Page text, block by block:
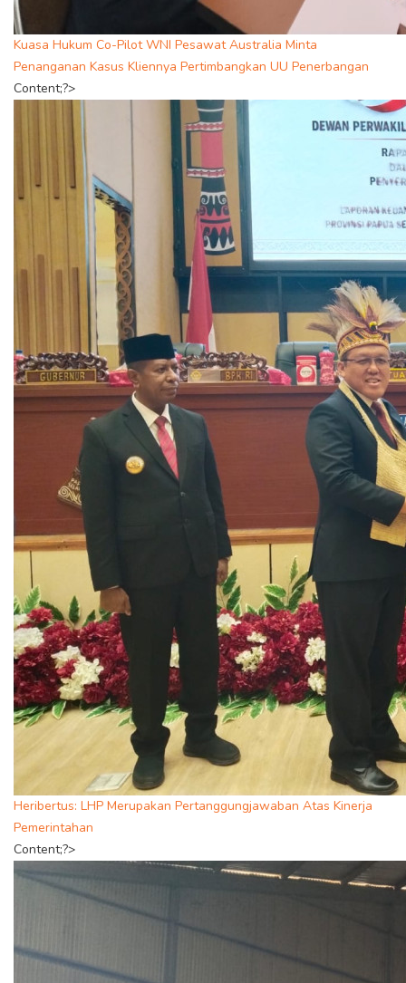
Kuasa Hukum Co-Pilot WNI Pesawat Australia Minta
Penanganan Kasus Kliennya Pertimbangkan UU Penerbangan
Content;?>
Heribertus: LHP Merupakan Pertanggungjawaban Atas Kinerja
Pemerintahan
Content;?>